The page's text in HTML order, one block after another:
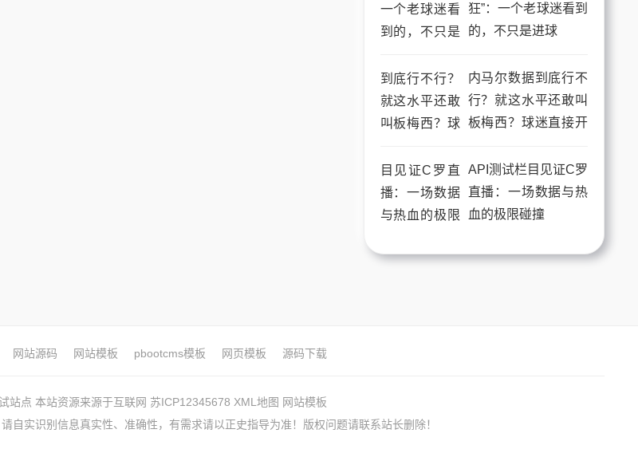
狂”：一个老球迷看到
的，不只是进球
内马尔数据到底行不
行？就这水平还敢叫
板梅西？球迷直接开
API测试栏目见证C罗
直播：一场数据与热
血的极限碰撞
网站源码 网站模板 pbootcms模板 网页模板 源码下载
站点 本站资源来源于互联网 苏ICP12345678 XML地图 网站模板
自实识别信息真实性、准确性，有需求请以正史指导为准！版权问题请联系站长删除！